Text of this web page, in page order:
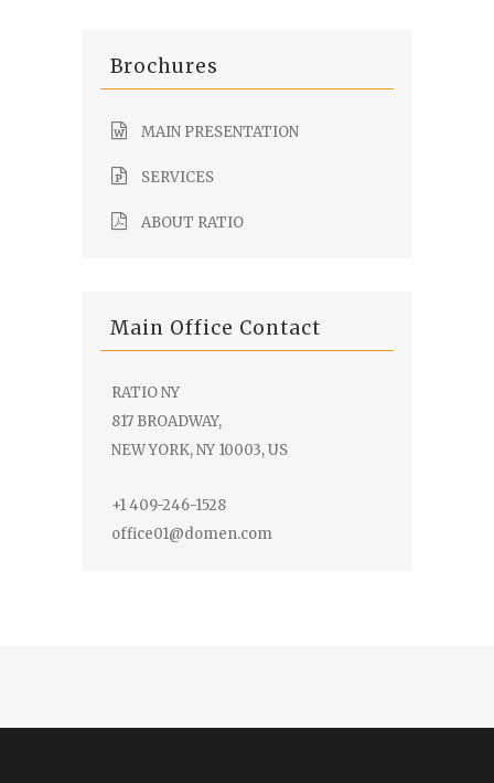
Brochures
MAIN PRESENTATION
SERVICES
ABOUT RATIO
Main Office Contact
RATIO NY
817 BROADWAY,
NEW YORK, NY 10003, US
+1 409-246-1528
office01@domen.com